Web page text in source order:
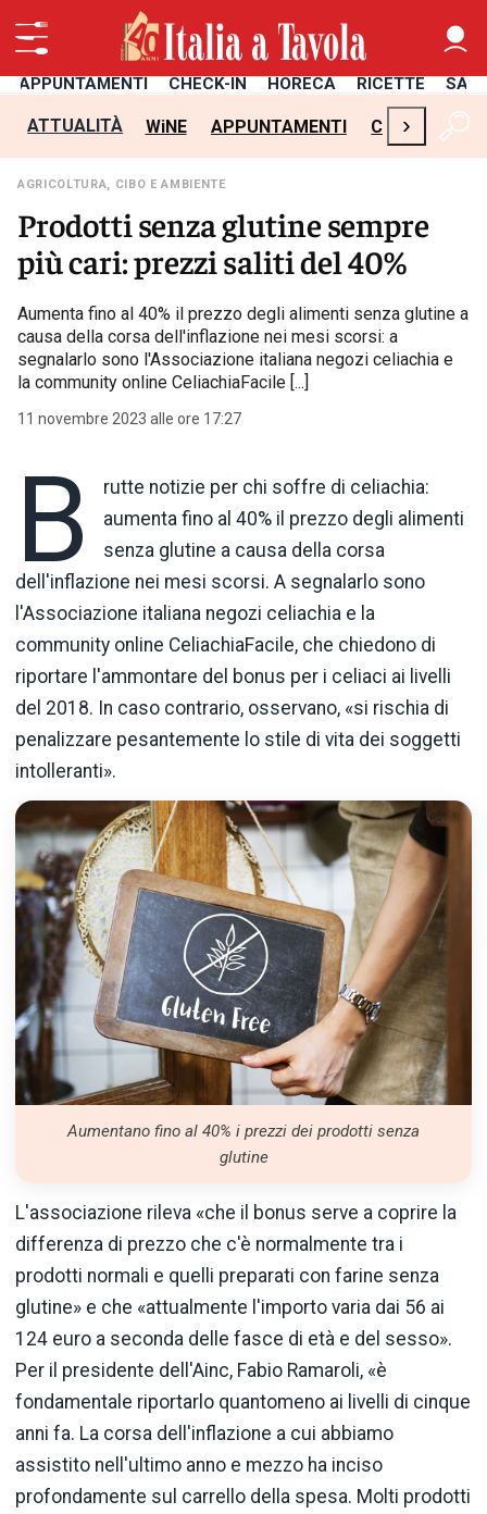
APPUNTAMENTI CHECK-IN HORECA RICETTE
ATTUALITÀ WiNE APPUNTAMENTI CHECK-IN
›
AGRICOLTURA, CIBO E AMBIENTE
Prodotti senza glutine sempre
più cari: prezzi saliti del 40%
Aumenta fino al 40% il prezzo degli alimenti senza glutine a
causa della corsa dell'inflazione nei mesi scorsi: a
segnalarlo sono l'Associazione italiana negozi celiachia e
la community online CeliachiaFacile [...]
11 novembre 2023 alle ore 17:27
B
rutte notizie per chi soffre di celiachia:
aumenta fino al 40% il prezzo degli alimenti
senza glutine a causa della corsa
dell'inflazione nei mesi scorsi. A segnalarlo sono
l'Associazione italiana negozi celiachia e la
community online CeliachiaFacile, che chiedono di
riportare l'ammontare del bonus per i celiaci ai livelli
del 2018. In caso contrario, osservano, «si rischia di
penalizzare pesantemente lo stile di vita dei soggetti
intolleranti».
Aumentano fino al 40% i prezzi dei prodotti senza
glutine
L'associazione rileva «che il bonus serve a coprire la
differenza di prezzo che c'è normalmente tra i
prodotti normali e quelli preparati con farine senza
glutine» e che «attualmente l'importo varia dai 56 ai
124 euro a seconda delle fasce di età e del sesso».
Per il presidente dell'Ainc, Fabio Ramaroli, «è
fondamentale riportarlo quantomeno ai livelli di cinque
anni fa. La corsa dell'inflazione a cui abbiamo
assistito nell'ultimo anno e mezzo ha inciso
profondamente sul carrello della spesa. Molti prodotti